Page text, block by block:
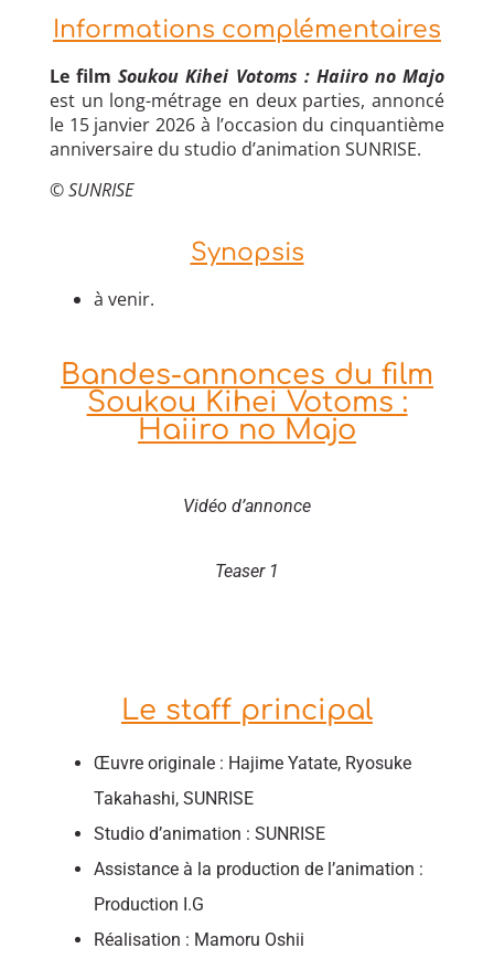
Informations complémentaires
Le filmSoukou Kihei Votoms : Haiiro no Majo
est un long-métrage en deux parties, annoncé
le 15 janvier 2026 à l’occasion du cinquantième
anniversaire du studio d’animation SUNRISE.
© SUNRISE
Synopsis
à venir.
Bandes-annonces du film
Soukou Kihei Votoms :
Haiiro no Majo
Vidéo d’annonce
Teaser 1
Le staff principal
Œuvre originale : Hajime Yatate, Ryosuke
Takahashi, SUNRISE
Studio d’animation : SUNRISE
Assistance à la production de l’animation :
Production I.G
Réalisation : Mamoru Oshii